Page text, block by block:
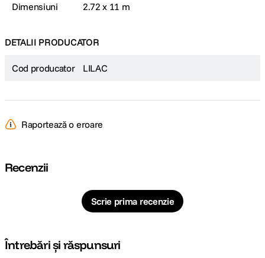
Dimensiuni 2.72 x 11 m
DETALII PRODUCATOR
Cod producator LILAC
Raportează o eroare
Recenzii
Scrie prima recenzie
Întrebări și răspunsuri